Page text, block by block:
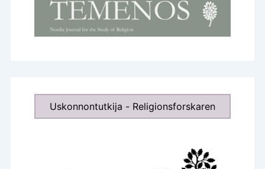
Uskonnontutkija - Religionsforskaren